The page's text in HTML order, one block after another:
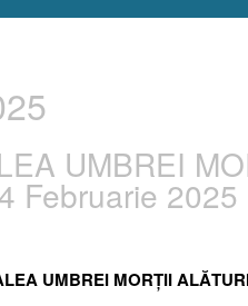
UMBREI
Februarie 2025
UMBREI MORȚII